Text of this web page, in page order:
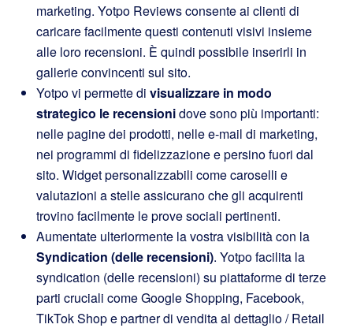
marketing. Yotpo Reviews consente ai clienti di
caricare facilmente questi contenuti visivi insieme
alle loro recensioni. È quindi possibile inserirli in
gallerie convincenti sul sito.
Yotpo vi permette di visualizzare in modo
strategico le recensionidove sono più importanti:
nelle pagine dei prodotti, nelle e-mail di marketing,
nei programmi di fidelizzazione e persino fuori dal
sito. Widget personalizzabili come caroselli e
valutazioni a stelle assicurano che gli acquirenti
trovino facilmente le prove sociali pertinenti.
Aumentate ulteriormente la vostra visibilità con la
Syndication (delle recensioni). Yotpo facilita la
syndication (delle recensioni) su piattaforme di terze
parti cruciali come Google Shopping, Facebook,
TikTok Shop e partner di vendita al dettaglio / Retail